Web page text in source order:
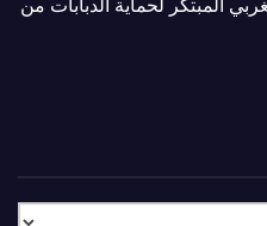
المبتكر لحماية الدبابات من